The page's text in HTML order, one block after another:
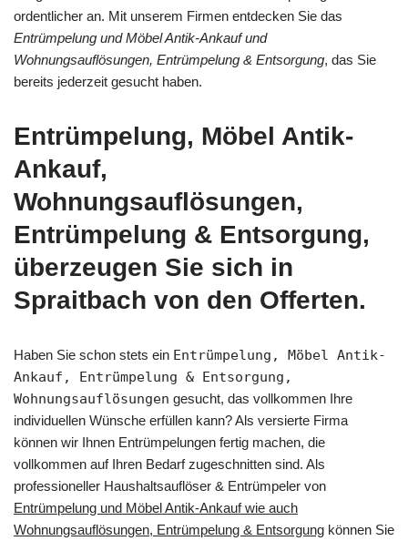
ordentlicher an. Mit unserem Firmen entdecken Sie das
Entrümpelung und Möbel Antik-Ankauf und
Wohnungsauflösungen, Entrümpelung & Entsorgung, das Sie
bereits jederzeit gesucht haben.
Entrümpelung, Möbel Antik-
Ankauf,
Wohnungsauflösungen,
Entrümpelung & Entsorgung,
überzeugen Sie sich in
Spraitbach von den Offerten.
Haben Sie schon stets ein Entrümpelung, Möbel Antik-
Ankauf, Entrümpelung & Entsorgung,
Wohnungsauflösungen gesucht, das vollkommen Ihre
individuellen Wünsche erfüllen kann? Als versierte Firma
können wir Ihnen Entrümpelungen fertig machen, die
vollkommen auf Ihren Bedarf zugeschnitten sind. Als
professioneller Haushaltsauflöser & Entrümpeler von
Entrümpelung und Möbel Antik-Ankauf wie auch
Wohnungsauflösungen, Entrümpelung & Entsorgung können Sie